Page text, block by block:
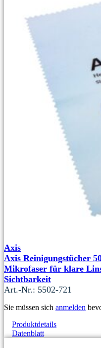
Axis
Axis Reinigungstücher
Mikrofaser für klare
Sichtbarkeit
Art.-Nr.: 5502-721
Sie müssen sich anmelden
Produktdetails
Datenblatt